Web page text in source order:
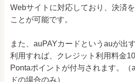
Webサイトに対応しており、決済
ことが可能です。
また、auPAYカードというauが出
利用すれば、クレジット利用料金
Pontaポイントが付与されます。（
ドの場合のみ）